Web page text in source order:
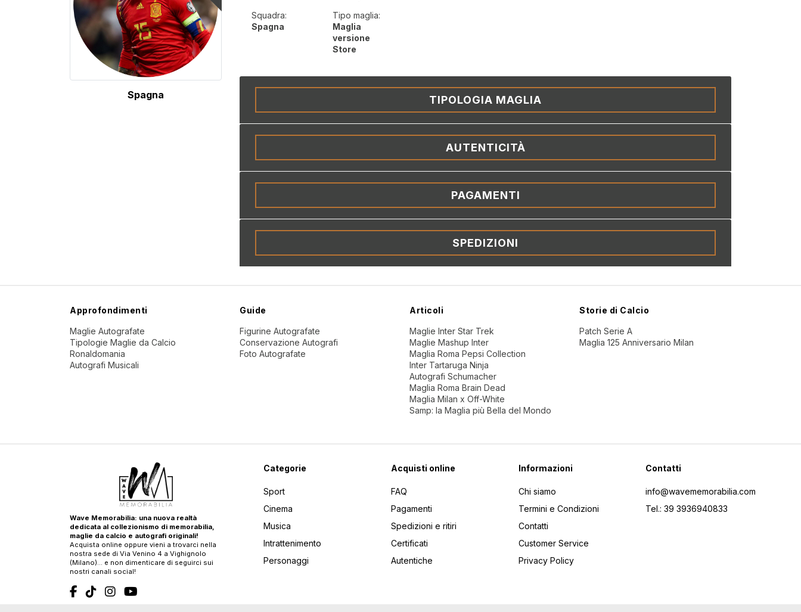
Spagna
Squadra:
Spagna
Tipo maglia:
Maglia
versione
Store
TIPOLOGIA MAGLIA
AUTENTICITÀ
PAGAMENTI
SPEDIZIONI
Approfondimenti
Maglie Autografate
Tipologie Maglie da Calcio
Ronaldomania
Autografi Musicali
Guide
Figurine Autografate
Conservazione Autografi
Foto Autografate
Articoli
Maglie Inter Star Trek
Maglie Mashup Inter
Maglia Roma Pepsi Collection
Inter Tartaruga Ninja
Autografi Schumacher
Maglia Roma Brain Dead
Maglia Milan x Off-White
Samp: la Maglia più Bella del Mondo
Storie di Calcio
Patch Serie A
Maglia 125 Anniversario Milan
Wave Memorabilia: una nuova realtà
dedicata al collezionismo di memorabilia,
maglie da calcio e autografi originali!
Acquista online oppure vieni a trovarci nella
nostra sede di Via Venino 4 a Vighignolo
(Milano)… e non dimenticare di seguirci sui
nostri canali social!
Categorie
Sport
Cinema
Musica
Intrattenimento
Personaggi
Acquisti online
FAQ
Pagamenti
Spedizioni e ritiri
Certificati
Autentiche
Informazioni
Chi siamo
Termini e Condizioni
Contatti
Customer Service
Privacy Policy
Contatti
info@wavememorabilia.com
Tel.: 39 3936940833